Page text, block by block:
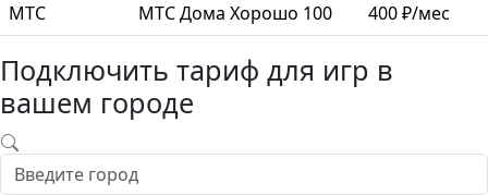
МТС
МТС Дома Хорошо 100 400 ₽/мес
Подключить тариф для игр в
вашем городе